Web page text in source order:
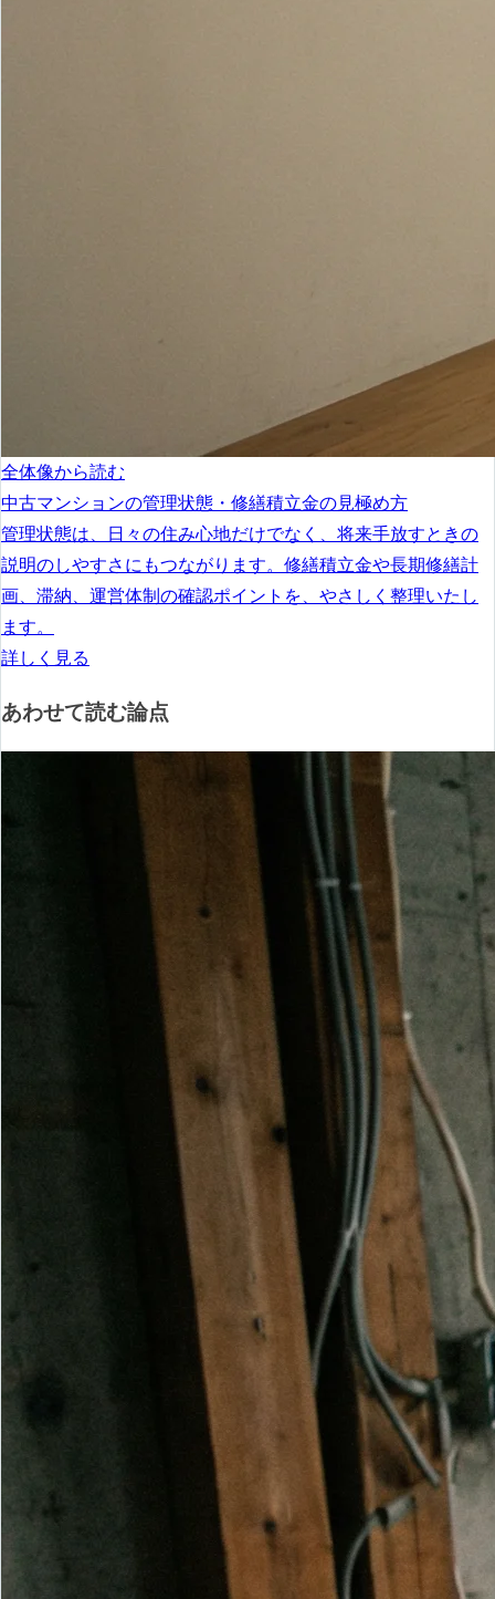
全体像から読む
中古マンションの管理状態・修繕積立金の見極め方
管理状態は、日々の住み心地だけでなく、将来手放すときの
説明のしやすさにもつながります。修繕積立金や長期修繕計
画、滞納、運営体制の確認ポイントを、やさしく整理いたし
ます。
詳しく見る
あわせて読む論点